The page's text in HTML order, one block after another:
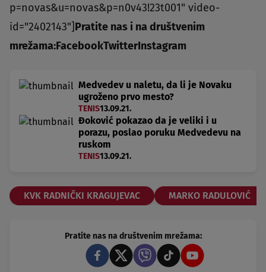
p=novas&u=novas&p=n0v43!23t001" video-
id="2402143"]Pratite nas i na društvenim
mrežama:FacebookTwitterInstagram
Medvedev u naletu, da li je Novaku
ugroženo prvo mesto?
TENIS13.09.21.
Đoković pokazao da je veliki i u
porazu, poslao poruku Medvedevu na
ruskom
TENIS13.09.21.
KVK RADNIČKI KRAGUJEVAC MARKO RADULOVIĆ
Pratite nas na društvenim mrežama: